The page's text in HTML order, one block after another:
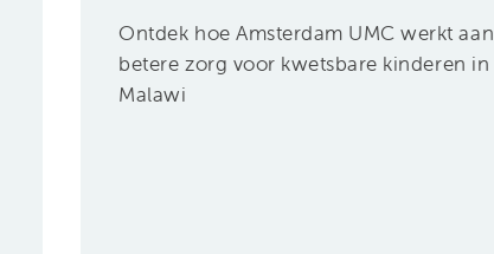
Ontdek hoe Amsterdam UMC werkt aan
betere zorg voor kwetsbare kinderen in
Malawi